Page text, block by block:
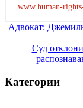
www.human-
Навигация
записям
Адвокат:
Суд
Категории